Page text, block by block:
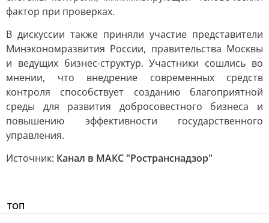
фактор при проверках.
В дискуссии также приняли участие представители
Минэкономразвития России, правительства Москвы
и ведущих бизнес-структур. Участники сошлись во
мнении, что внедрение современных средств
контроля способствует созданию благоприятной
среды для развития добросовестного бизнеса и
повышению эффективности государственного
управления.
Источник: Канал в МАКС "Ространснадзор"
ТОП